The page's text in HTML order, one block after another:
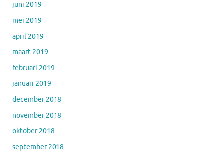
juni 2019
mei 2019
april 2019
maart 2019
februari 2019
januari 2019
december 2018
november 2018
oktober 2018
september 2018